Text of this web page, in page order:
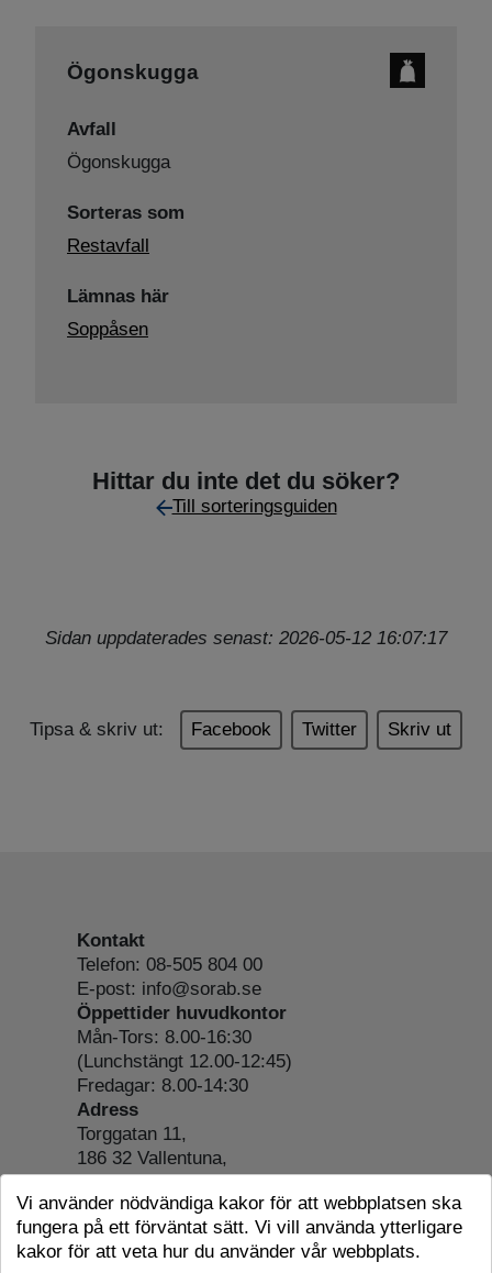
Ögonskugga
Avfall
Ögonskugga
Sorteras som
Restavfall
Lämnas här
Soppåsen
Hittar du inte det du söker?
Till sorteringsguiden
Sidan uppdaterades senast: 2026-05-12 16:07:17
Tipsa & skriv ut: Facebook Twitter Skriv ut
Kontakt
Telefon: 08-505 804 00
E-post: info@sorab.se
Öppettider huvudkontor
Mån-Tors: 8.00-16:30
(Lunchstängt 12.00-12:45)
Fredagar: 8.00-14:30
Adress
Torggatan 11,
186 32 Vallentuna,
Org.nr: 556197-4022
Om webbplatsen
Tillgänglighetsredogörelse
Cookie-information
Vi använder nödvändiga kakor för att webbplatsen ska
fungera på ett förväntat sätt. Vi vill använda ytterligare
kakor för att veta hur du använder vår webbplats.